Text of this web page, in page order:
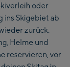
oder
ins Skigebiet ab
zurück.
Helme und
reservieren, vor